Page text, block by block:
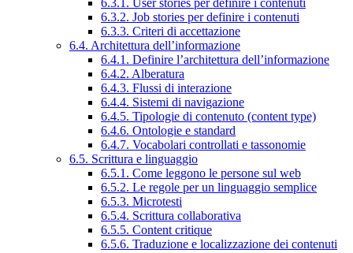
6.3.2. Job stories per definire i contenuti
6.3.3. Criteri di accettazione
6.4. Architettura dell’informazione
6.4.1. Definire l’architettura dell’informazione
6.4.2. Alberatura
6.4.3. Flussi di interazione
6.4.4. Sistemi di navigazione
6.4.5. Tipologie di contenuto (content type)
6.4.6. Ontologie e standard
6.4.7. Vocabolari controllati e tassonomie
6.5. Scrittura e linguaggio
6.5.1. Come leggono le persone sul web
6.5.2. Le regole per un linguaggio semplice
6.5.3. Microtesti
6.5.4. Scrittura collaborativa
6.5.5. Content critique
6.5.6. Traduzione e localizzazione dei contenuti